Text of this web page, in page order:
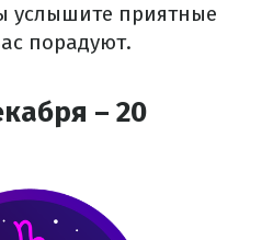
услышите приятные
порадуют.
– 20